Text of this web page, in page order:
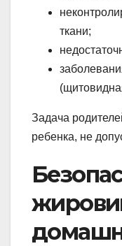
ткани;
Задача
ребенка, не